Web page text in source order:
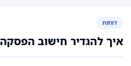
דוחות
איך להגדיר חישוב